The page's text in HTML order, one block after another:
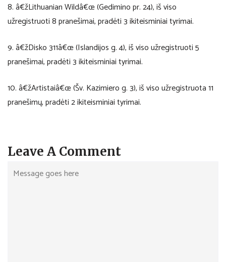
8. â€žLithuanian Wildâ€œ (Gedimino pr. 24), iš viso
užregistruoti 8 pranešimai, pradėti 3 ikiteisminiai tyrimai.
9. â€žDisko 311â€œ (Islandijos g. 4), iš viso užregistruoti 5
pranešimai, pradėti 3 ikiteisminiai tyrimai.
10. â€žArtistaiâ€œ (Šv. Kazimiero g. 3), iš viso užregistruota 11
pranešimų, pradėti 2 ikiteisminiai tyrimai.
Leave A Comment